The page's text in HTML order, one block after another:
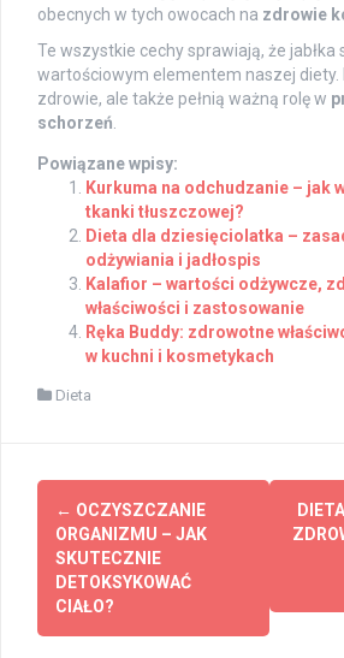
obecnych w tych owocach na zdrowie
Te wszystkie cechy sprawiają, że jabłka
wartościowym elementem naszej diety.
zdrowie, ale także pełnią ważną rolę w
schorzeń.
Powiązane wpisy:
Kurkuma na odchudzanie – jak
tkanki tłuszczowej?
Dieta dla dziesięciolatka –
odżywiania i jadłospis
Kalafior – wartości odżywcze,
właściwości i zastosowanie
Ręka Buddy: zdrowotne
w kuchni i kosmetykach
Dieta
Post
navigation
← OCZYSZCZANIE
ORGANIZMU – JAK
SKUTECZNIE
DETOKSYKOWAĆ
CIAŁO?